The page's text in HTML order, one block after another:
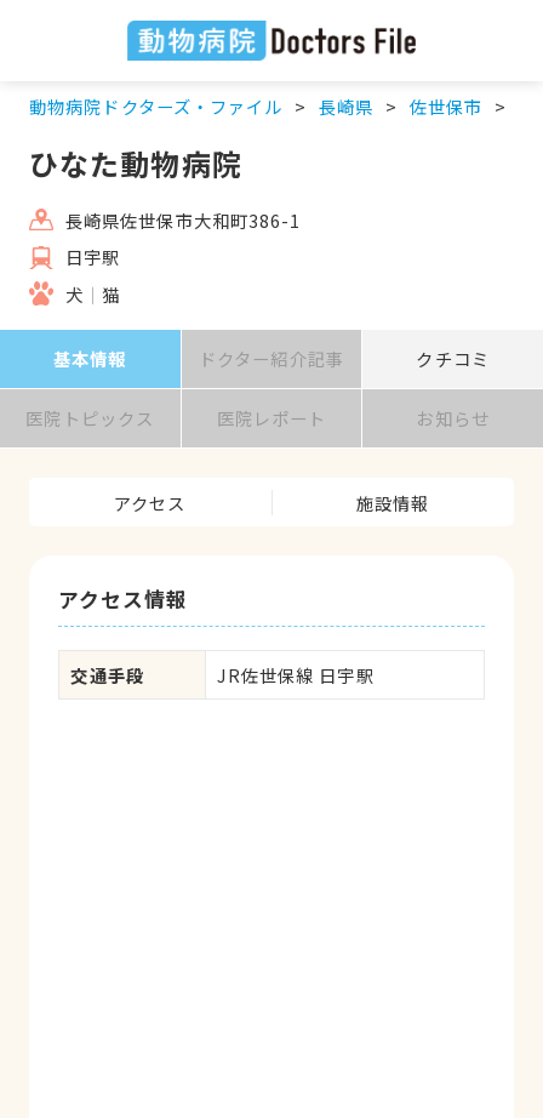
動物病院ドクターズ・ファイル 長崎県 佐世保市
ひなた動物病院
長崎県佐世保市大和町386-1
日宇駅
犬
猫
基本情報 ドクター紹介記事 クチコミ
医院トピックス 医院レポート お知らせ
アクセス 施設情報
アクセス情報
交通手段 JR佐世保線 日宇駅